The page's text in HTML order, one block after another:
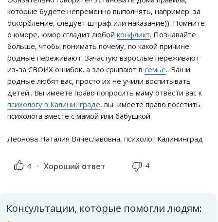
которые будете непременно выполнять, например: за
оскорбление, следует штраф или наказание)). Помните
о юморе, юмор сгладит любой конфликт. Познавайте
больше, чтобы понимать почему, по какой причине
родные переживают. Зачастую взрослые переживают
из-за СВОИХ ошибок, а зло срывают в семье.. Ваши
родные любят вас, просто их не учили воспитывать
детей.. Вы имеете право попросить маму отвести вас к
психологу в Калининграде, вы имеете право посетить
психолога вместе с мамой или бабушкой.
Леонова Наталия Вячеславовна, психолог Калининград
4 Хороший ответ 4
Консультации, которые помогли людям: